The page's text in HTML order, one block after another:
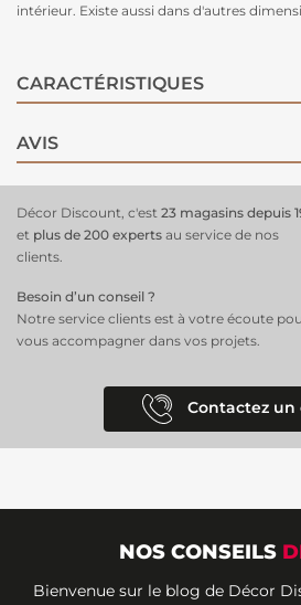
intérieur. Existe aussi dans d'autres
CARACTÉRISTIQUES
AVIS
Décor Discount, c'est 23 magasins depuis
et plus de 200 experts au service de nos
clients.
Besoin d’un conseil ?
Notre service clients est à votre écoute
vous accompagner dans vos projets.
Contactez un
NOS CONSEILS
Bienvenue sur le blog de Décor